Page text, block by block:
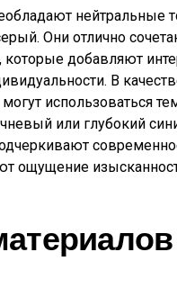
нейтральные
Они отлично
добавляют
В
использоваться
или глубокий
ощущение